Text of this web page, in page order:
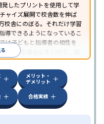
したプリントを使用して学
ャイズ展開で校舎数を伸ば
校舎にのぼる。それだけ学習
導できるようになっているこ
は子どもと指導者の相性を
舎ある場合も多いので、両
メリット・
デメリット
合格実績